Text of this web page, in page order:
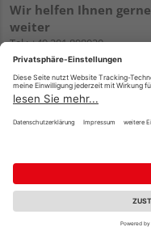
Wir helfen Ihnen gerne
weiter
Tel.:+49 201 898020
E-Mail:shop@vonderstein.de
Impressum AGB
Reservierungsbedingungen